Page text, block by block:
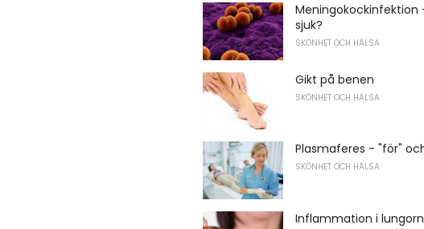
sjuk?
SKÖNHET OCH HÄLSA
Gikt på benen
SKÖNHET OCH HÄLSA
Plasmaferes - "för"
SKÖNHET OCH HÄLSA
Inflammation i